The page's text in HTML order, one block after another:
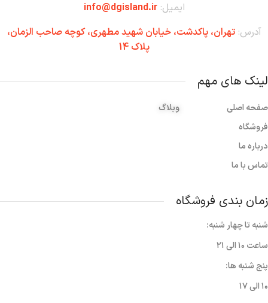
ایمیل:info@dgisland.ir
آدرس:تهران،‌ پاکدشت، خیابان شهید مطهری، کوچه صاحب الزمان،
پلاک 14
لینک های مهم
صفحه اصلی
فروشگاه
درباره ما
تماس با ما
وبلاگ
زمان بندی فروشگاه
شنبه تا چهار شنبه:
ساعت ۱۰ الی ۲۱
پنج شنبه ها:
۱۰ الی ۱۷